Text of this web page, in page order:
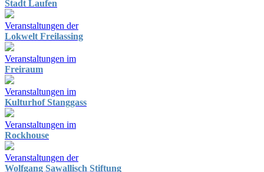
Stadt Laufen
Veranstaltungen der
Lokwelt Freilassing
Veranstaltungen im
Freiraum
Veranstaltungen im
Kulturhof Stanggass
Veranstaltungen im
Rockhouse
Veranstaltungen der
Wolfgang Sawallisch Stiftung